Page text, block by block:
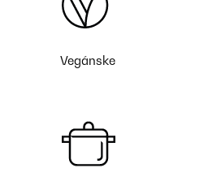
Vegánske